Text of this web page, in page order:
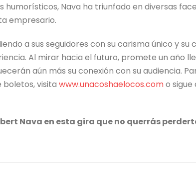
humorísticos, Nava ha triunfado en diversas
empresario.
a sus seguidores con su carisma único y su
Al mirar hacia el futuro, promete un año
aún más su conexión con su audiencia.
visita www.unacoshaelocos.como sigue
Nava en esta gira que no querrás